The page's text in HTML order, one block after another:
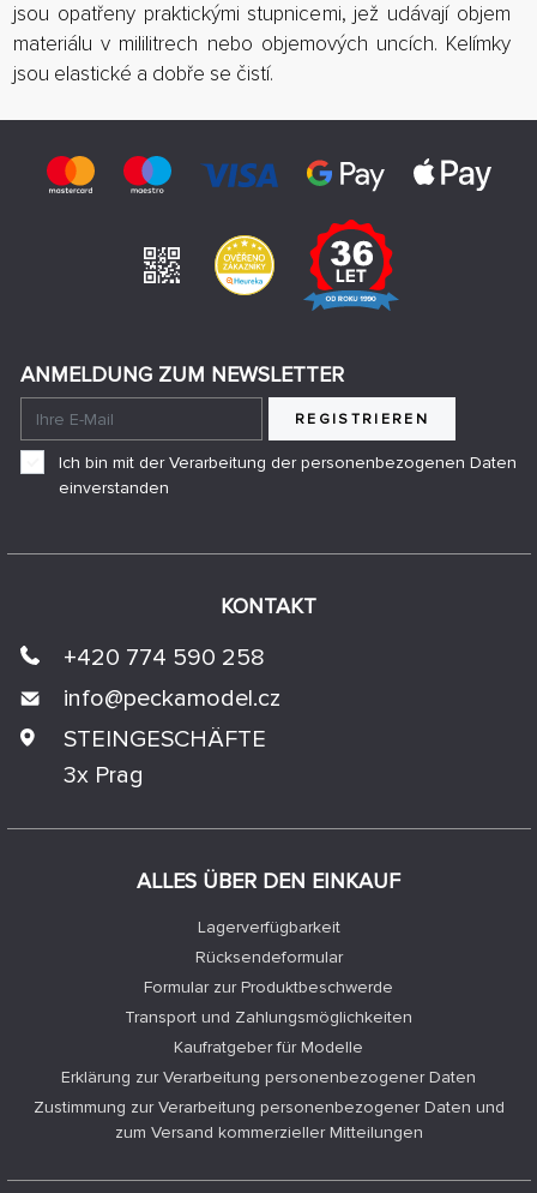
jsou opatřeny praktickými stupnicemi, jež udávají objem
materiálu v mililitrech nebo objemových uncích. Kelímky
jsou elastické a dobře se čistí.
ALLES ÜBER DEN EINKAUF
Lagerverfügbarkeit
Rücksendeformular
Formular zur Produktbeschwerde
Transport und Zahlungsmöglichkeiten
Kaufratgeber für Modelle
Erklärung zur Verarbeitung personenbezogener Daten
Zustimmung zur Verarbeitung personenbezogener Daten und
zum Versand kommerzieller Mitteilungen
KONTAKT
+420 774 590 258
info@peckamodel.cz
STEINGESCHÄFTE
3x Prag
ANMELDUNG ZUM NEWSLETTER
REGISTRIEREN
Ich bin mit der Verarbeitung der personenbezogenen Daten
einverstanden